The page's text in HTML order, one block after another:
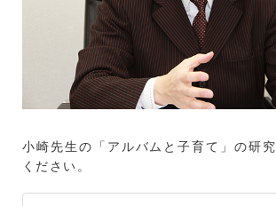
小崎先生の「アルバムと子育て」の研
ください。